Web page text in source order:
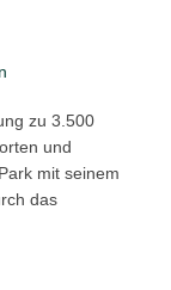
zu 3.500
und
mit seinem
das